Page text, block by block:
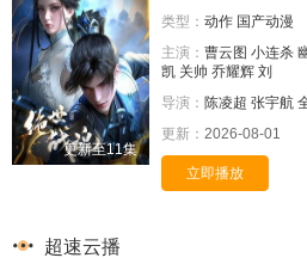
更新至11集
类型： 动作 国产动漫
主演： 曹云图 小连杀
凯 关帅 乔耀辉 刘
导演： 陈凌超 张宇航
更新： 2026-08-01
立即播放
超速云播